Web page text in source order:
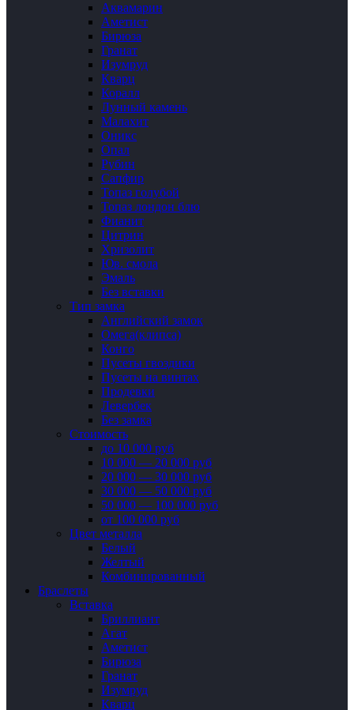
Аквамарин
Аметист
Бирюза
Гранат
Изумруд
Кварц
Коралл
Лунный камень
Малахит
Оникс
Опал
Рубин
Сапфир
Топаз голубой
Топаз лондон блю
Фианит
Цитрин
Хризолит
Юв. смола
Эмаль
Без вставки
Тип замка
Английский замок
Омега(клипса)
Конго
Пусеты гвоздики
Пусеты на винтах
Продевки
Левербек
Без замка
Стоимость
до 10 000 руб
10 000 — 20 000 руб
20 000 — 30 000 руб
30 000 — 50 000 руб
50 000 — 100 000 руб
от 100 000 руб
Цвет металла
Белый
Желтый
Комбинированный
Браслеты
Вставка
Бриллиант
Агат
Аметист
Бирюза
Гранат
Изумруд
Кварц